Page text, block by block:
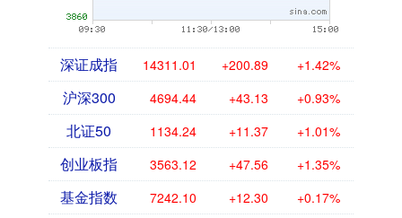
深证成指 14311.01 +200.89 +1.42%
沪深300 4694.44 +43.13 +0.93%
北证50 1134.24 +11.37 +1.01%
创业板指 3563.12 +47.56 +1.35%
基金指数 7242.10 +12.30 +0.17%